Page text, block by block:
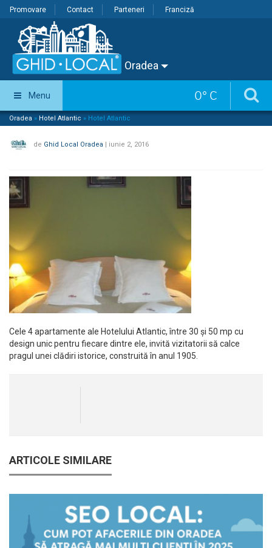
Promovare Contact Parteneri Franciză
Oradea
0° C
Menu
Oradea » Hotel Atlantic » Hotel Atlantic
de Ghid Local Oradea | iunie 2, 2016
Cele 4 apartamente ale Hotelului Atlantic, între 30 și 50 mp cu
design unic pentru fiecare dintre ele, invită vizitatorii să calce
pragul unei clădiri istorice, construită în anul 1905.
ARTICOLE SIMILARE